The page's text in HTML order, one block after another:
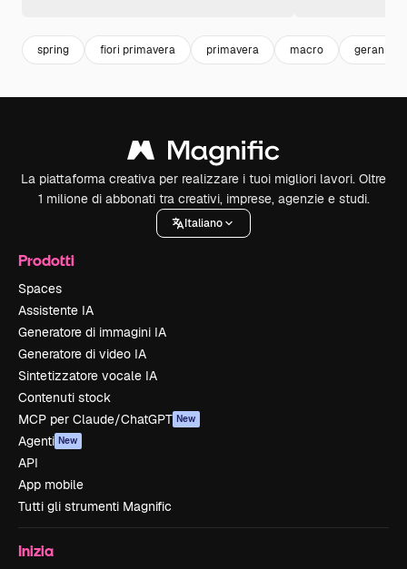
spring fiori primavera primavera macro geranio
La piattaforma creativa per realizzare i tuoi migliori lavori. Oltre
1 milione di abbonati tra creativi, imprese, agenzie e studi.
Italiano
Prodotti
Spaces
Assistente IA
Generatore di immagini IA
Generatore di video IA
Sintetizzatore vocale IA
Contenuti stock
MCP per Claude/ChatGPT New
Agenti New
API
App mobile
Tutti gli strumenti Magnific
Inizia